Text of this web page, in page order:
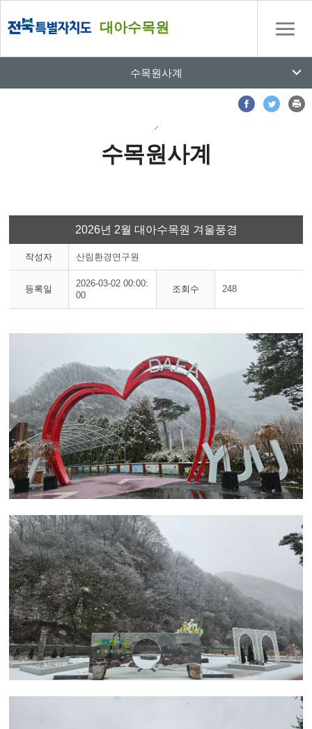
대아수목원
수목원사계
수목원사계
2026년 2월 대아수목원 겨울풍경
작성자 산림환경연구원
등록일
2026-03-02 00:00:
00
조회수 248